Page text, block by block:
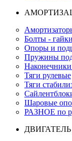
Болты -
Опоры и
Пружины
Тяги рулевые
Тяги
Шаровые
РАЗНОЕ по
ДВИГАТЕЛЬ